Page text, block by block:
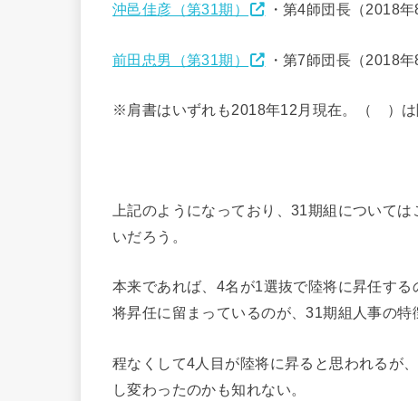
沖邑佳彦（第31期） ・第4師団長（2018年
前田忠男（第31期） ・第7師団長（2018年
※肩書はいずれも2018年12月現在。（ ）は
上記のようになっており、31期組について
いだろう。
本来であれば、4名が1選抜で陸将に昇任す
将昇任に留まっているのが、31期組人事の特
程なくして4人目が陸将に昇ると思われるが
し変わったのかも知れない。